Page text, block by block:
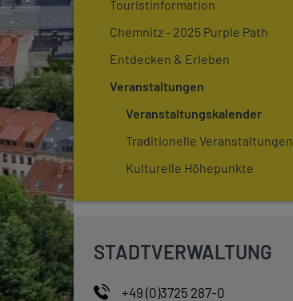
Touristinformation
Chemnitz - 2025 Purple Path
Entdecken & Erleben
Veranstaltungen
Veranstaltungskalender
Traditionelle Veranstaltungen
Kulturelle Höhepunkte
STADTVERWALTUNG
+49 (0)3725 287-0